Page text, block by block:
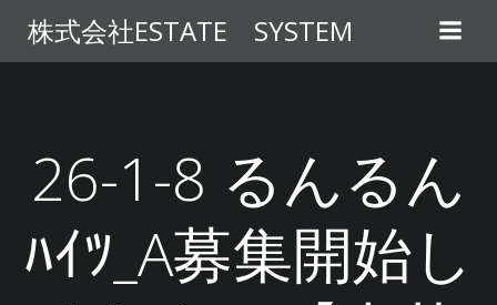
ン
テ
ス
キ
ッ
プ
株式会社ESTATE SYSTEM
26-1-8 るんるん
ﾊｲﾂ_A募集開始し